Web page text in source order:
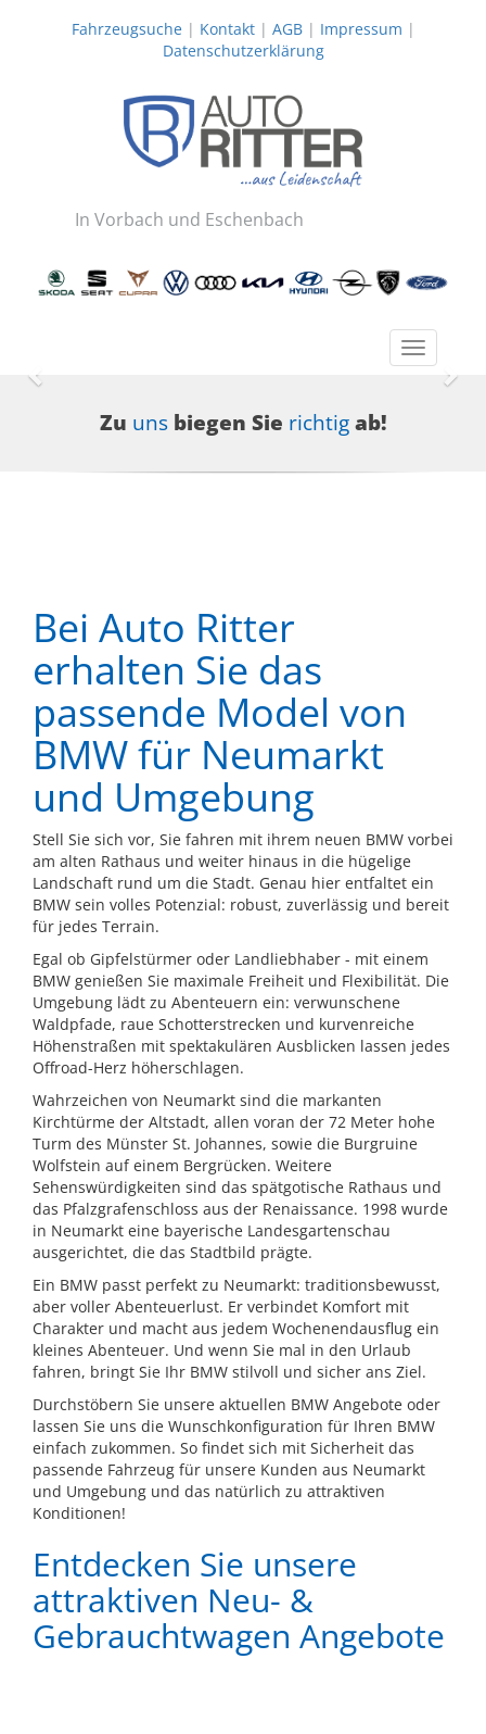
Fahrzeugsuche| Kontakt| AGB| Impressum |
Datenschutzerklärung
In Vorbach und Eschenbach
Toggle
Zurück
Zu unsbiegen Sie richtigab!
Bei Auto Ritter
erhalten Sie das
passende Model von
BMW für Neumarkt
und Umgebung
Stell Sie sich vor, Sie fahren mit ihrem neuen BMW vorbei
am alten Rathaus und weiter hinaus in die hügelige
Landschaft rund um die Stadt. Genau hier entfaltet ein
BMW sein volles Potenzial: robust, zuverlässig und bereit
für jedes Terrain.
Egal ob Gipfelstürmer oder Landliebhaber - mit einem
BMW genießen Sie maximale Freiheit und Flexibilität. Die
Umgebung lädt zu Abenteuern ein: verwunschene
Waldpfade, raue Schotterstrecken und kurvenreiche
Höhenstraßen mit spektakulären Ausblicken lassen jedes
Offroad-Herz höherschlagen.
Wahrzeichen von Neumarkt sind die markanten
Kirchtürme der Altstadt, allen voran der 72 Meter hohe
Turm des Münster St. Johannes, sowie die Burgruine
Wolfstein auf einem Bergrücken. Weitere
Sehenswürdigkeiten sind das spätgotische Rathaus und
das Pfalzgrafenschloss aus der Renaissance. 1998 wurde
in Neumarkt eine bayerische Landesgartenschau
ausgerichtet, die das Stadtbild prägte.
Ein BMW passt perfekt zu Neumarkt: traditionsbewusst,
aber voller Abenteuerlust. Er verbindet Komfort mit
Charakter und macht aus jedem Wochenendausflug ein
kleines Abenteuer. Und wenn Sie mal in den Urlaub
fahren, bringt Sie Ihr BMW stilvoll und sicher ans Ziel.
Durchstöbern Sie unsere aktuellen BMW Angebote oder
lassen Sie uns die Wunschkonfiguration für Ihren BMW
einfach zukommen. So findet sich mit Sicherheit das
passende Fahrzeug für unsere Kunden aus Neumarkt
und Umgebung und das natürlich zu attraktiven
Konditionen!
Entdecken Sie unsere
attraktiven Neu- &
Gebrauchtwagen Angebote